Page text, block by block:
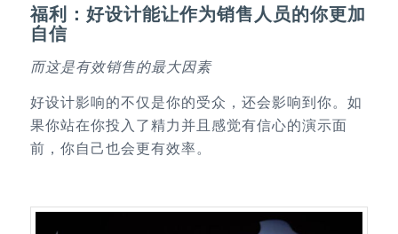
福利：好设计能让作为销售人员的你更加
自信
而这是有效销售的最大因素
好设计影响的不仅是你的受众，还会影响到你。如
果你站在你投入了精力并且感觉有信心的演示面
前，你自己也会更有效率。